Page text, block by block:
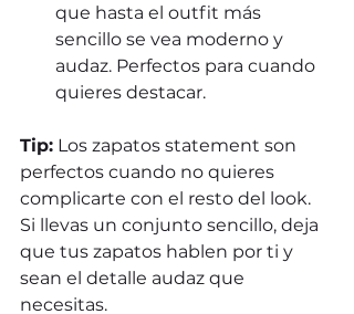
que hasta el outfit más
sencillo se vea moderno y
audaz. Perfectos para cuando
quieres destacar.
Tip: Los zapatos statement son
perfectos cuando no quieres
complicarte con el resto del look.
Si llevas un conjunto sencillo, deja
que tus zapatos hablen por ti y
sean el detalle audaz que
necesitas.